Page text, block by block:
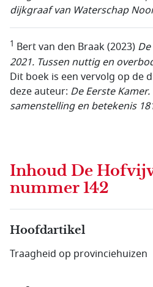
dijkgraaf van Waterschap
1 Bert van den Braak (2023)
2021. Tussen nuttig en
Dit boek is een vervolg op de
deze auteur: De Eerste
samenstelling en betekenis
Inhoud De
nummer 142
Hoofdartikel
Traagheid op provinciehuizen